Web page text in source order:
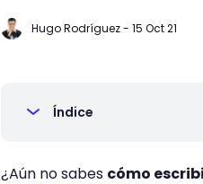
Hugo Rodríguez- 15 Oct 21
Índice
¿Aún no sabes cómo